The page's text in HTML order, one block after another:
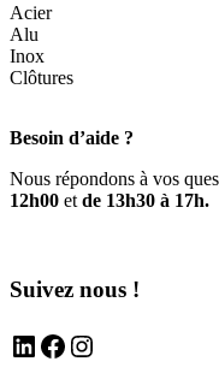
Acier
Alu
Inox
Clôtures
Besoin d’aide ?
Nous répondons à vos
12h00 et de 13h30 à 17h.
Suivez nous !
LinkedIn Facebook Instagram